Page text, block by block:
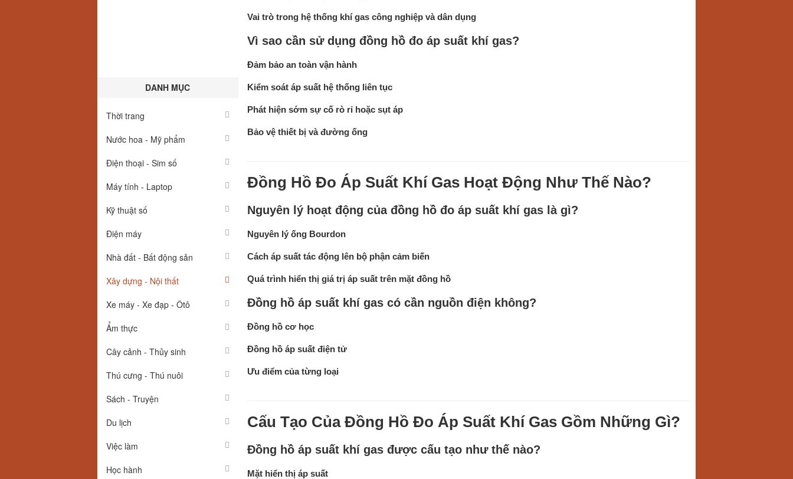
DANH MỤC
Thời trang
Nước hoa - Mỹ phẩm
Điện thoại - Sim số
Máy tính - Laptop
Kỹ thuật số
Điện máy
Nhà đất - Bất động sản
Xây dựng - Nội thất
Xe máy - Xe đạp - Ôtô
Ẩm thực
Cây cảnh - Thủy sinh
Thú cưng - Thú nuôi
Sách - Truyện
Du lịch
Việc làm
Học hành
Vai trò trong hệ thống khí gas công nghiệp và dân dụng
Vì sao cần sử dụng đồng hồ đo áp suất khí gas?
Đảm bảo an toàn vận hành
Kiểm soát áp suất hệ thống liên tục
Phát hiện sớm sự cố rò rỉ hoặc sụt áp
Bảo vệ thiết bị và đường ống
Đồng Hồ Đo Áp Suất Khí Gas Hoạt Động Như Thế Nào?
Nguyên lý hoạt động của đồng hồ đo áp suất khí gas là gì?
Nguyên lý ống Bourdon
Cách áp suất tác động lên bộ phận cảm biến
Quá trình hiển thị giá trị áp suất trên mặt đồng hồ
Đồng hồ áp suất khí gas có cần nguồn điện không?
Đồng hồ cơ học
Đồng hồ áp suất điện tử
Ưu điểm của từng loại
Cấu Tạo Của Đồng Hồ Đo Áp Suất Khí Gas Gồm Những Gì?
Đồng hồ áp suất khí gas được cấu tạo như thế nào?
Mặt hiển thị áp suất